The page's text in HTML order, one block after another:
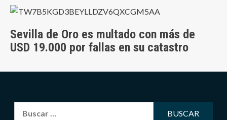
Sevilla de Oro es multado con más de
USD 19.000 por fallas en su catastro